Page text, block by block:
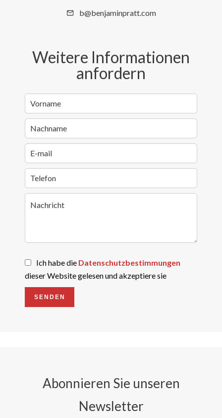
b@benjaminpratt.com
Weitere Informationen
anfordern
Ich habe die Datenschutzbestimmungen
dieser Website gelesen und akzeptiere sie
SENDEN
Abonnieren Sie unseren
Newsletter